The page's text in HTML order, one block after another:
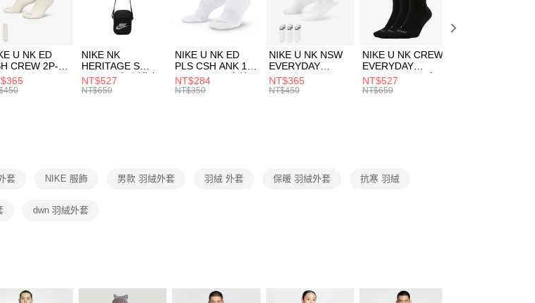
１．於結帳方式選擇「AFTEE先享後付」後，將跳轉至「AFTEE先享後
付」結帳頁面，進行簡訊認證並確認金額後，即可完成結帳。
２．訂單成立數日內，您將收到繳費通知簡訊。
３．收到繳費通知簡訊後14天內，點擊此簡訊中的連結，可透過四大超商
／ATM／網路銀行／等多元方式進行付款，方視為交易完成。
※ 請注意：結帳手續完成當下不需立刻繳費，但若您需要取消訂單，請聯
絡購買商品的店家。未經商家同意取消之訂單仍視為有效，需透過AFTEE
先享後付繳納相關費用。
交易，需依本服務之必要範圍內提供個人資料，並將交易相關給付款項請
結果請求用戶進行身份認證。
每筆NT$100，滿NT$1,500(含以上)免運費
付款後門市自取
每筆NT$100，滿NT$1,500(含以上)免運費
U NK ED
CREW 2P-
EMBRDY 男
統襪
NIKE NK
HERITAGE S
SMIT 男女 側背包
BA5871010
NT$527
NT$650
NIKE U NK ED
PLS CSH ANK 1P
144 DBL 男 中統
襪 DH4058104
NT$284
NT$350
NIKE U NK NSW
EVERYDAY
ESSENTIAL CR
男女 短統襪
NT$365
NT$450
NIKE U NK CREW
EVERYDAY
BBALL 3PR 男女
長統襪
NT$527
NT$650
套 NIKE 服飾 男款 羽絨外套 羽絨 外套 保暖 羽絨外套 抗寒 羽絨
dwn 羽絨外套